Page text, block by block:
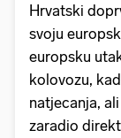
Hrvatski
svoju
europsku
kolovozu,
natjecanja,
zaradio